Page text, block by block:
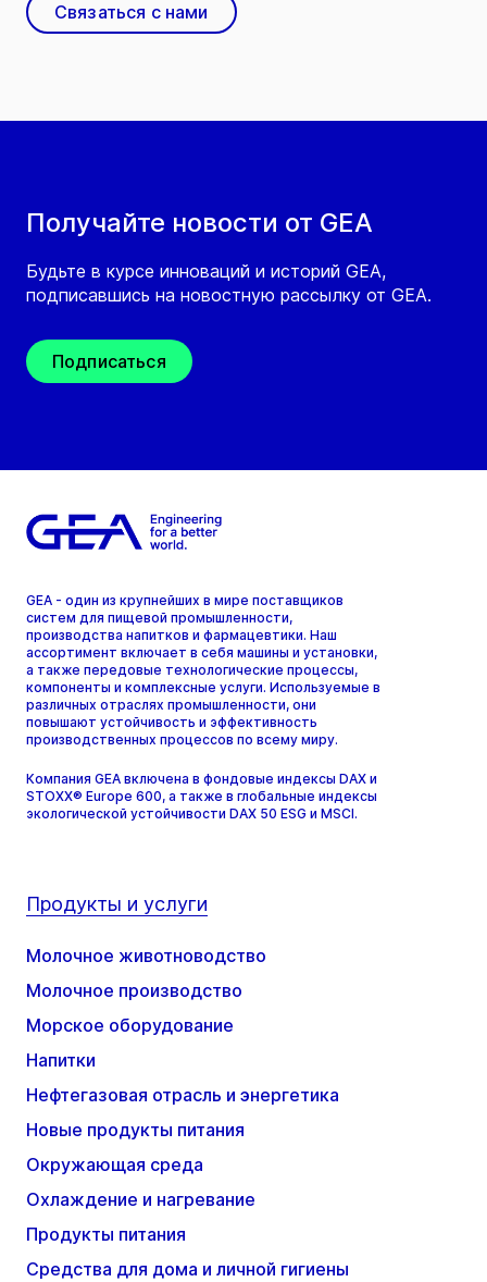
Получайте новости от GEA
Будьте в курсе инноваций и историй GEA,
подписавшись на новостную рассылку от GEA.
Подписаться
Связаться с нами
GEA - один из крупнейших в мире поставщиков
систем для пищевой промышленности,
производства напитков и фармацевтики. Наш
ассортимент включает в себя машины и установки,
а также передовые технологические процессы,
компоненты и комплексные услуги. Используемые в
различных отраслях промышленности, они
повышают устойчивость и эффективность
производственных процессов по всему миру.
Компания GEA включена в фондовые индексы DAX и
STOXX® Europe 600, а также в глобальные индексы
экологической устойчивости DAX 50 ESG и MSCI.
Продукты и услуги
Молочное животноводство
Молочное производство
Морское оборудование
Напитки
Нефтегазовая отрасль и энергетика
Новые продукты питания
Окружающая среда
Охлаждение и нагревание
Продукты питания
Средства для дома и личной гигиены